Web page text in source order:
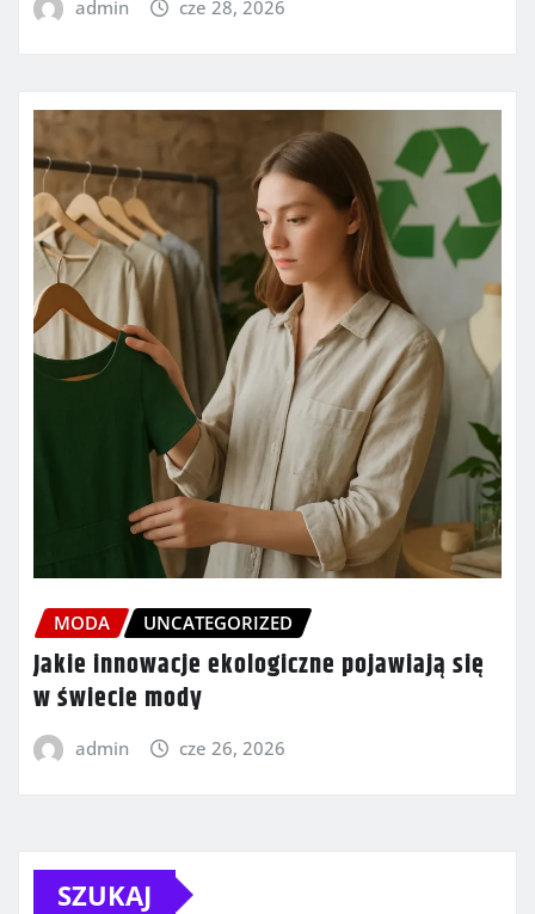
admin cze 28, 2026
MODA UNCATEGORIZED
Jakie innowacje ekologiczne pojawiają się
w świecie mody
admin cze 26, 2026
SZUKAJ